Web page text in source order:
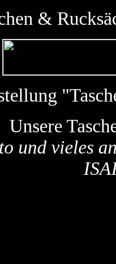
&
Unsere
und vieles